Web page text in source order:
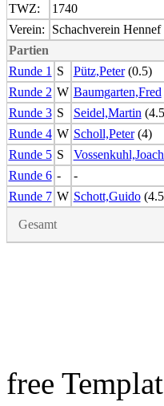
TWZ:
1740
Verein:
Schachverein Hennef
Partien
Runde 1 S Pütz,Peter(0.5)
Runde 2 W Baumgarten,Fred
Runde 3 S Seidel,Martin
Runde 4 W Scholl,Peter(4)
Runde 5 S
Runde 6 - -
Runde 7 W Schott,Guido
Gesamt
free